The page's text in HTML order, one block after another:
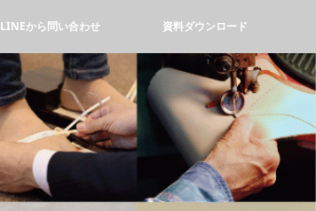
LINEから問い合わせ 資料ダウンロード